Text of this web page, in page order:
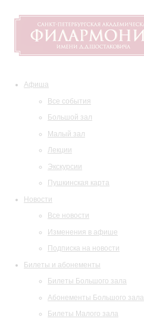
Афиша
Все события
Большой зал
Малый зал
Лекции
Экскурсии
Пушкинская карта
Новости
Все новости
Изменения в афише
Подписка на новости
Билеты и абонементы
Билеты Большого зала
Абонементы Большого зала
Билеты Малого зала